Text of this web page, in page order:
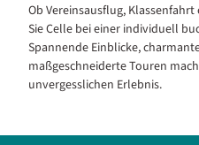
Ob Vereinsausflug,
Sie Celle bei einer individuell
Spannende Einblicke,
maßgeschneiderte Touren
unvergesslichen Erlebnis.